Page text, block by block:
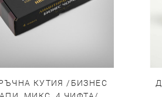
КУТИЯ /БИЗНЕС